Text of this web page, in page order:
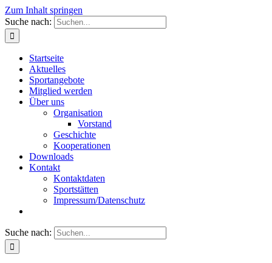
Zum Inhalt springen
Suche nach:
Startseite
Aktuelles
Sportangebote
Mitglied werden
Über uns
Organisation
Vorstand
Geschichte
Kooperationen
Downloads
Kontakt
Kontaktdaten
Sportstätten
Impressum/Datenschutz
Suche nach: